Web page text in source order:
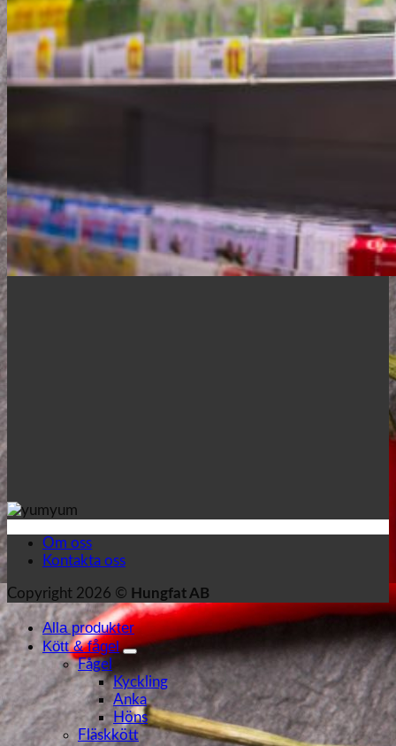
Om oss
Kontakta oss
Copyright 2026 © Hungfat AB
Alla produkter
Kött & fågel
Fågel
Kyckling
Anka
Höns
Fläskkött